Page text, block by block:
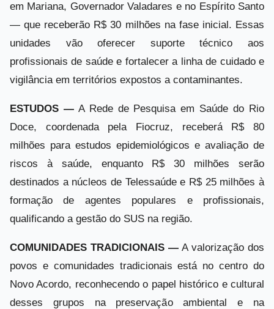
em Mariana, Governador Valadares e no Espírito Santo
— que receberão R$ 30 milhões na fase inicial. Essas
unidades vão oferecer suporte técnico aos
profissionais de saúde e fortalecer a linha de cuidado e
vigilância em territórios expostos a contaminantes.
ESTUDOS —A Rede de Pesquisa em Saúde do Rio
Doce, coordenada pela Fiocruz, receberá R$ 80
milhões para estudos epidemiológicos e avaliação de
riscos à saúde, enquanto R$ 30 milhões serão
destinados a núcleos de Telessaúde e R$ 25 milhões à
formação de agentes populares e profissionais,
qualificando a gestão do SUS na região.
COMUNIDADES TRADICIONAIS — A valorização dos
povos e comunidades tradicionais está no centro do
Novo Acordo, reconhecendo o papel histórico e cultural
desses grupos na preservação ambiental e na